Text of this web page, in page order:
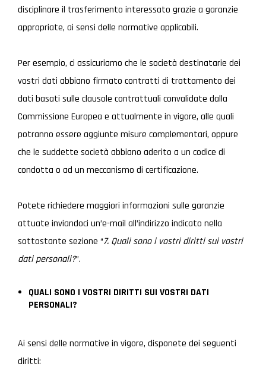
disciplinare il trasferimento interessato grazie a garanzie
appropriate, ai sensi delle normative applicabili.
Per esempio, ci assicuriamo che le società destinatarie dei
vostri dati abbiano firmato contratti di trattamento dei
dati basati sulle clausole contrattuali convalidate dalla
Commissione Europea e attualmente in vigore, alle quali
potranno essere aggiunte misure complementari, oppure
che le suddette società abbiano aderito a un codice di
condotta o ad un meccanismo di certificazione.
Potete richiedere maggiori informazioni sulle garanzie
attuate inviandoci un’e-mail all’indirizzo indicato nella
sottostante sezione “7. Quali sono i vostri diritti sui vostri
dati personali?”.
QUALI SONO I VOSTRI DIRITTI SUI VOSTRI DATI
PERSONALI?
Ai sensi delle normative in vigore, disponete dei seguenti
diritti: